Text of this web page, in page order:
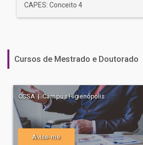
CAPES: Conceito 4
Cursos de Mestrado e Doutorado
CCSA | Campus Higienópolis
Avise-me